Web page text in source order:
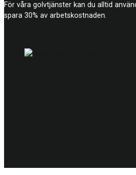
För våra golvtjänster kan du alltid
spara 30% av arbetskostnaden.